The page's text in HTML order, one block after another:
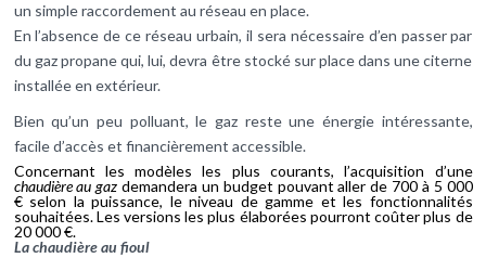
un simple raccordement au réseau en place.
En l’absence de ce réseau urbain, il sera nécessaire d’en passer par
du gaz propane qui, lui, devra être stocké sur place dans une citerne
installée en extérieur.
Bien qu’un peu polluant, le gaz reste une énergie intéressante,
facile d’accès et financièrement accessible.
Concernant les modèles les plus courants, l’acquisition d’une
chaudière au gaz demandera un budget pouvant aller de 700 à 5 000
€ selon la puissance, le niveau de gamme et les fonctionnalités
souhaitées. Les versions les plus élaborées pourront coûter plus de
20 000 €.
La chaudière au fioul